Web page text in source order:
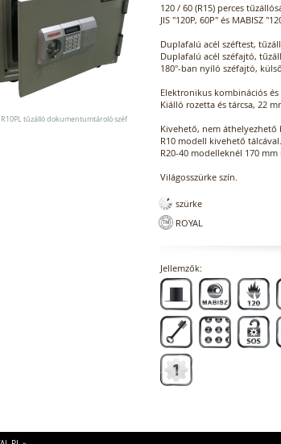
R10PL tűzálló dokumentumtároló széf
120 / 60 (R15) perces
JIS "120P, 60P" és MABISZ
Duplafalú acél széftest,
Duplafalú acél széfajtó,
180°-ban nyíló széfajtó,
Elektronikus kombinációs
Kiálló rozetta és tárcsa, 22
Kivehető, nem áthelyezhető
R10 modell kivehető tálcával.
R20-40 modelleknél 170 mm
Világosszürke szín.
szürke
ROYAL
Jellemzők: